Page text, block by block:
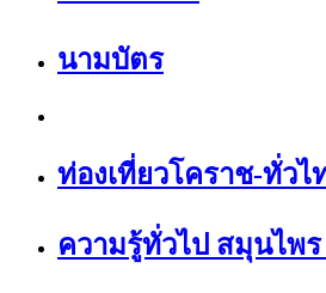
นามบัตร
ท่องเที่ยวโคราช-ทั่วไ
ความรู้ทั่วไป สมุนไพ